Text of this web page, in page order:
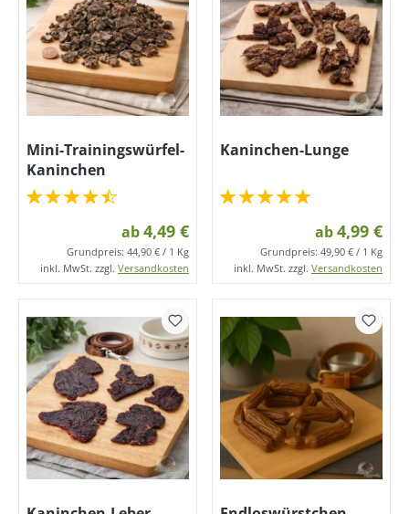
Mini-Trainingswürfel-
Kaninchen
ab4,49 €
Grundpreis: 44,90 € / 1 Kg
inkl. MwSt. zzgl. Versandkosten
Kaninchen-Lunge
ab4,99 €
Grundpreis: 49,90 € / 1 Kg
inkl. MwSt. zzgl. Versandkosten